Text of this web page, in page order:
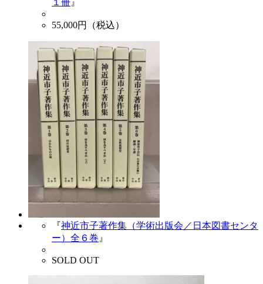
55,000円（税込）
『神近市子著作集（学術出版会／日本図書センタ
ー）全６巻 』
SOLD OUT